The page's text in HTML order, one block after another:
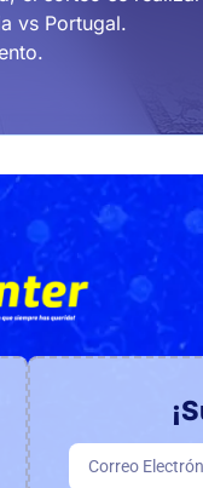
vs Portugal.